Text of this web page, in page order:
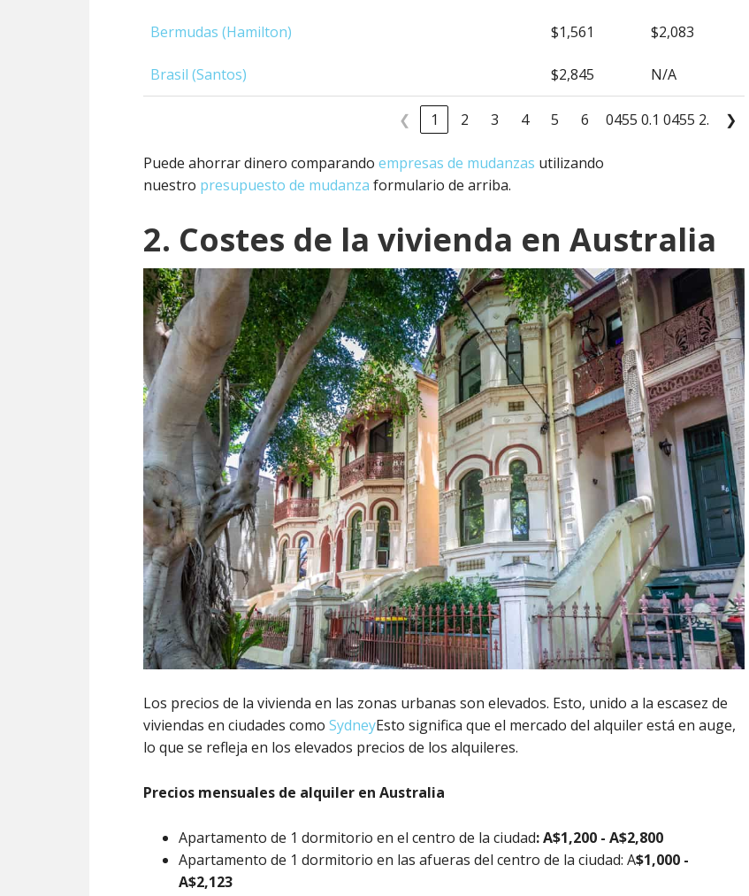
Bermudas (Hamilton) $1,561 $2,083
Brasil (Santos) $2,845 N/A
❮ 1 2 3 4 5 6 0455 0.1 0455 2. ❯
Puede ahorrar dinero comparando empresas de mudanzas utilizando
nuestro presupuesto de mudanza formulario de arriba.
2. Costes de la vivienda en Australia
Los precios de la vivienda en las zonas urbanas son elevados. Esto, unido a la escasez de
viviendas en ciudades como SydneyEsto significa que el mercado del alquiler está en auge,
lo que se refleja en los elevados precios de los alquileres.
Precios mensuales de alquiler en Australia
Apartamento de 1 dormitorio en el centro de la ciudad: A$1,200 - A$2,800
Apartamento de 1 dormitorio en las afueras del centro de la ciudad: A$1,000 -
A$2,123